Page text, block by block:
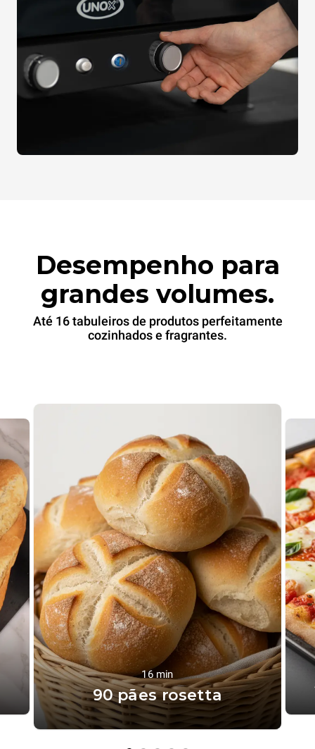
Desempenho para
grandes volumes.
Até 16 tabuleiros de produtos perfeitamente
cozinhados e fragrantes.
16 min
90 pães rosetta